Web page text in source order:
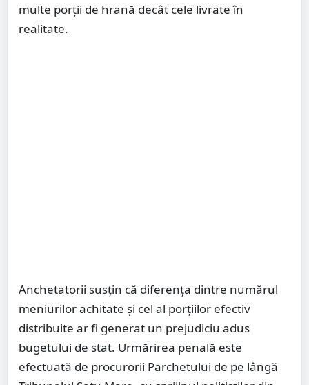
multe porții de hrană decât cele livrate în
realitate.
Anchetatorii susțin că diferența dintre numărul
meniurilor achitate și cel al porțiilor efectiv
distribuite ar fi generat un prejudiciu adus
bugetului de stat. Urmărirea penală este
efectuată de procurorii Parchetului de pe lângă